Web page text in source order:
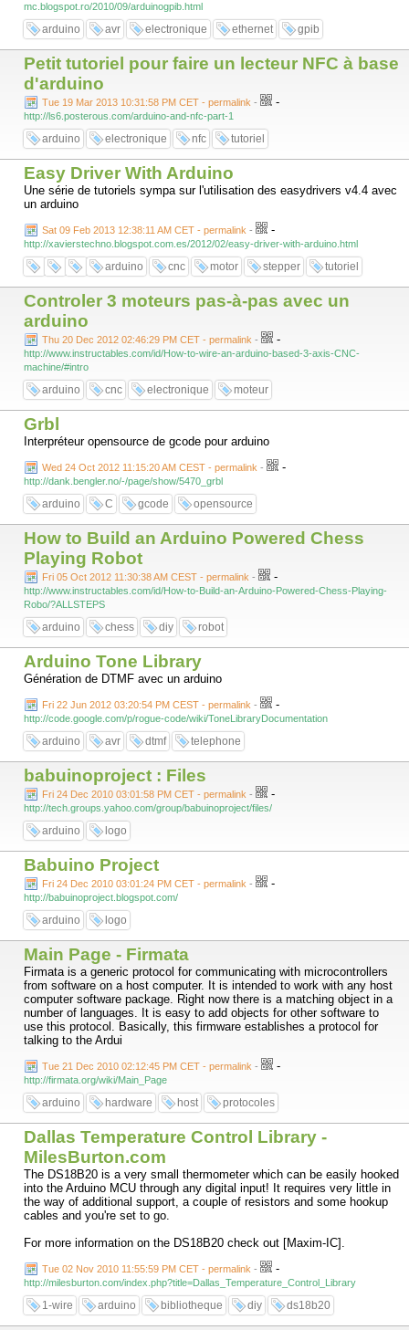
mc.blogspot.ro/2010/09/arduinogpib.html
arduino avr electronique ethernet gpib
Petit tutoriel pour faire un lecteur NFC à base
d'arduino
Tue 19 Mar 2013 10:31:58 PM CET - permalink - -
http://ls6.posterous.com/arduino-and-nfc-part-1
arduino electronique nfc tutoriel
Easy Driver With Arduino
Une série de tutoriels sympa sur l'utilisation des easydrivers v4.4 avec
un arduino
Sat 09 Feb 2013 12:38:11 AM CET - permalink - -
http://xavierstechno.blogspot.com.es/2012/02/easy-driver-with-arduino.html
arduino cnc motor stepper tutoriel
Controler 3 moteurs pas-à-pas avec un
arduino
Thu 20 Dec 2012 02:46:29 PM CET - permalink - -
http://www.instructables.com/id/How-to-wire-an-arduino-based-3-axis-CNC-
machine/#intro
arduino cnc electronique moteur
Grbl
Interpréteur opensource de gcode pour arduino
Wed 24 Oct 2012 11:15:20 AM CEST - permalink - -
http://dank.bengler.no/-/page/show/5470_grbl
arduino C gcode opensource
How to Build an Arduino Powered Chess
Playing Robot
Fri 05 Oct 2012 11:30:38 AM CEST - permalink - -
http://www.instructables.com/id/How-to-Build-an-Arduino-Powered-Chess-Playing-
Robo/?ALLSTEPS
arduino chess diy robot
Arduino Tone Library
Génération de DTMF avec un arduino
Fri 22 Jun 2012 03:20:54 PM CEST - permalink - -
http://code.google.com/p/rogue-code/wiki/ToneLibraryDocumentation
arduino avr dtmf telephone
babuinoproject : Files
Fri 24 Dec 2010 03:01:58 PM CET - permalink - -
http://tech.groups.yahoo.com/group/babuinoproject/files/
arduino logo
Babuino Project
Fri 24 Dec 2010 03:01:24 PM CET - permalink - -
http://babuinoproject.blogspot.com/
arduino logo
Main Page - Firmata
Firmata is a generic protocol for communicating with microcontrollers
from software on a host computer. It is intended to work with any host
computer software package. Right now there is a matching object in a
number of languages. It is easy to add objects for other software to
use this protocol. Basically, this firmware establishes a protocol for
talking to the Ardui
Tue 21 Dec 2010 02:12:45 PM CET - permalink - -
http://firmata.org/wiki/Main_Page
arduino hardware host protocoles
Dallas Temperature Control Library -
MilesBurton.com
The DS18B20 is a very small thermometer which can be easily hooked
into the Arduino MCU through any digital input! It requires very little in
the way of additional support, a couple of resistors and some hookup
cables and you're set to go.
For more information on the DS18B20 check out [Maxim-IC].
Tue 02 Nov 2010 11:55:59 PM CET - permalink - -
http://milesburton.com/index.php?title=Dallas_Temperature_Control_Library
1-wire arduino bibliotheque diy ds18b20